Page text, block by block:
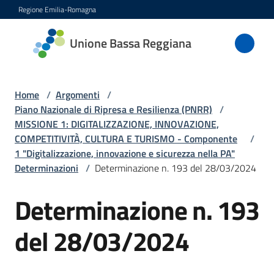
Vai al contenuto
Vai alla navigazione
Vai al footer
Regione Emilia-Romagna
Unione Bassa Reggiana
Unione
Bassa
Amministrazione
Novità
Servizi
Vivere
l'Unione
Home / Argomenti /
Piano Nazionale di Ripresa e Resilienza (PNRR) /
MISSIONE 1: DIGITALIZZAZIONE, INNOVAZIONE,
COMPETITIVITÀ, CULTURA E TURISMO - Componente
1 "Digitalizzazione, innovazione e sicurezza nella PA"
/
Determinazioni / Determinazione n. 193 del 28/03/2024
Determinazione n. 193
del 28/03/2024